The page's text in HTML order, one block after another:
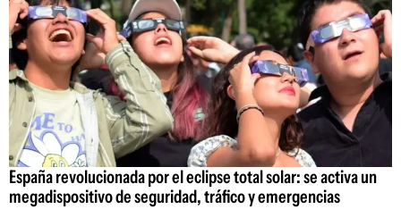
España revolucionada por el eclipse total solar: se activa un
megadispositivo de seguridad, tráfico y emergencias